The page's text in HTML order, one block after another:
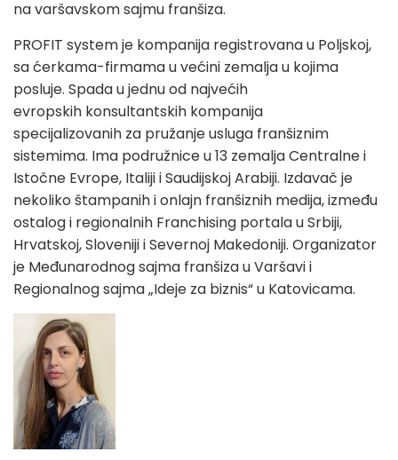
na varšavskom sajmu franšiza.
PROFIT system je kompanija registrovana u Poljskoj,
sa ćerkama-firmama u većini zemalja u kojima
posluje. Spada u jednu od najvećih
evropskih konsultantskih kompanija
specijalizovanih za pružanje usluga franšiznim
sistemima. Ima podružnice u 13 zemalja Centralne i
Istočne Evrope, Italiji i Saudijskoj Arabiji. Izdavač je
nekoliko štampanih i onlajn franšiznih medija, između
ostalog i regionalnih Franchising portala u Srbiji,
Hrvatskoj, Sloveniji i Severnoj Makedoniji. Organizator
je Međunarodnog sajma franšiza u Varšavi i
Regionalnog sajma „Ideje za biznis“ u Katovicama.